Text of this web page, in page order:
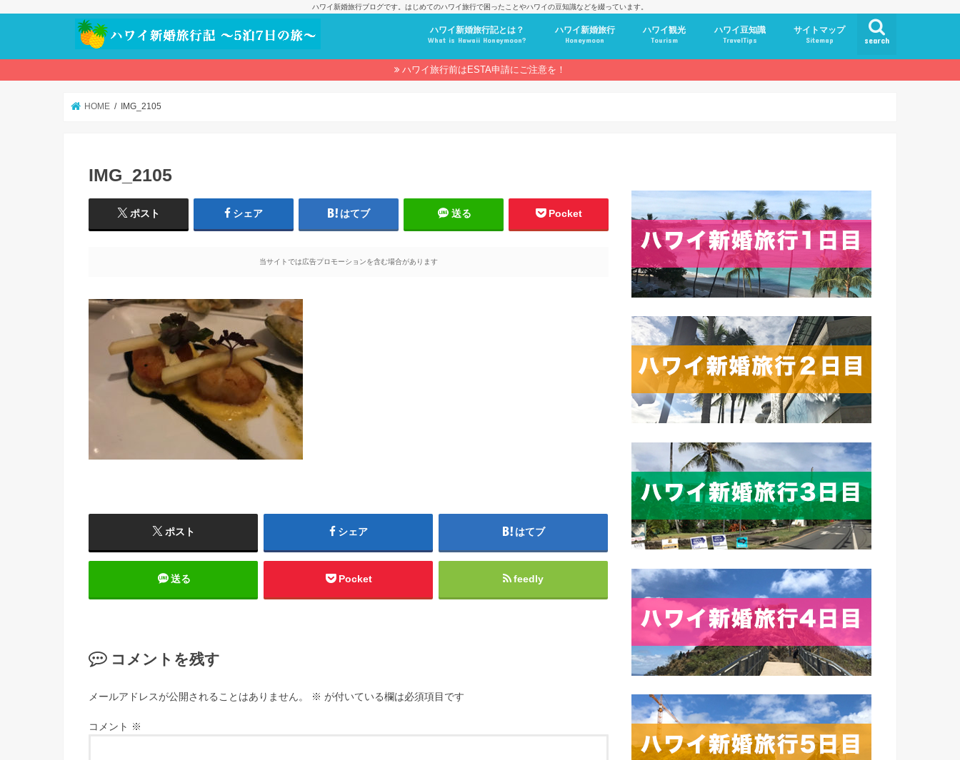
ハワイ新婚旅行ブログです。はじめてのハワイ旅行で困ったことやハワイの豆知識などを綴っています。
search
ハワイ新婚旅行記とは？
What is Hawaii Honeymoon?
ハワイ新婚旅行
Honeymoon
ハワイ観光
Tourism
ハワイ豆知識
TravelTips
サイトマップ
Sitemap
ハワイ旅行前はESTA申請にご注意を！
HOME IMG_2105
IMG_2105
ポスト シェア はてブ 送る Pocket
当サイトでは広告プロモーションを含む場合があります
ポスト シェア はてブ
送る Pocket feedly
コメントを残す
メールアドレスが公開されることはありません。 ※ が付いている欄は必須項目です
コメント ※